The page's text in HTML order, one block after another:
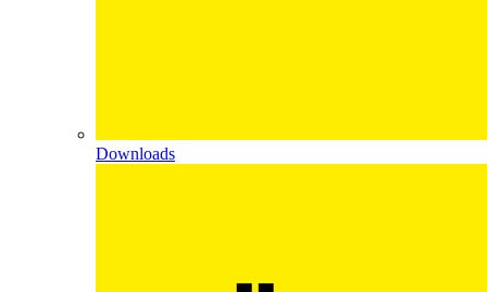
Downloads